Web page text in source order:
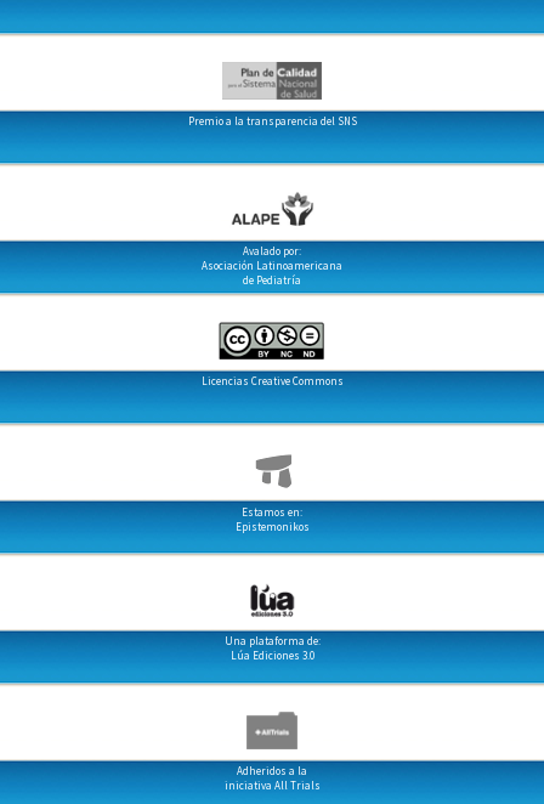
Premio a la transparencia del SNS
Avalado por:
Asociación Latinoamericana
de Pediatría
Licencias Creative Commons
Estamos en:
Epistemonikos
Una plataforma de:
Lúa Ediciones 3.0
Adheridos a la
iniciativa All Trials